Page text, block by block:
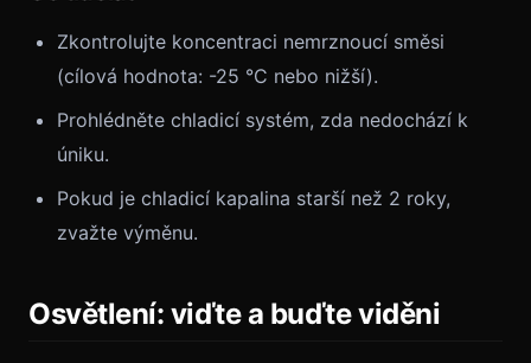
Zkontrolujte koncentraci nemrznoucí směsi
(cílová hodnota: -25 °C nebo nižší).
Prohlédněte chladicí systém, zda nedochází k
úniku.
Pokud je chladicí kapalina starší než 2 roky,
zvažte výměnu.
Osvětlení: viďte a buďte viděni